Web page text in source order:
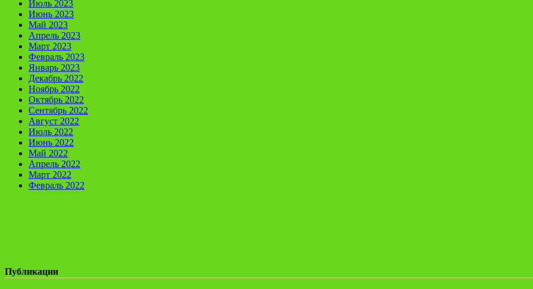
Июль 2023
Июнь 2023
Май 2023
Апрель 2023
Март 2023
Февраль 2023
Январь 2023
Декабрь 2022
Ноябрь 2022
Октябрь 2022
Сентябрь 2022
Август 2022
Июль 2022
Июнь 2022
Май 2022
Апрель 2022
Март 2022
Февраль 2022
Публикации